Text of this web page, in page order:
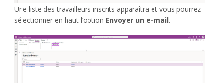
Une liste des travailleurs inscrits apparaîtra et vous pourrez
sélectionner en haut l’option Envoyer un e-mail.